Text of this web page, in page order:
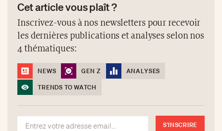
Cet article vous plaît ?
Inscrivez-vous à nos newsletters pour recevoir
les dernières publications et analyses selon nos
4 thématiques:
NEWS GEN Z
ANALYSES
TRENDS TO WATCH
S'INSCRIRE